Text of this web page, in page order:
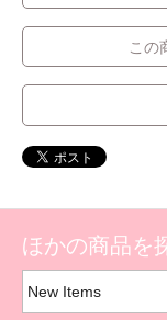
この
ほかの商品を